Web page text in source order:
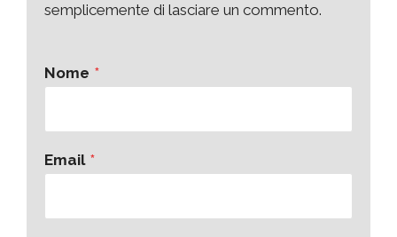
semplicemente di lasciare un commento.
Nome *
Email *